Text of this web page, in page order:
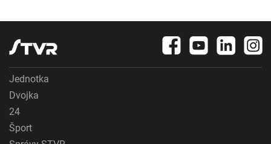
Jednotka
Dvojka
24
Šport